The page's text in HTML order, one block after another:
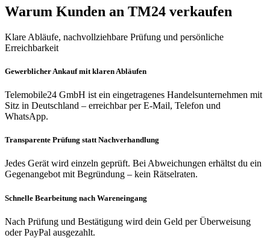
Warum Kunden an TM24 verkaufen
Klare Abläufe, nachvollziehbare Prüfung und persönliche
Erreichbarkeit
Gewerblicher Ankauf mit klaren Abläufen
Telemobile24 GmbH ist ein eingetragenes Handelsunternehmen mit
Sitz in Deutschland – erreichbar per E-Mail, Telefon und
WhatsApp.
Transparente Prüfung statt Nachverhandlung
Jedes Gerät wird einzeln geprüft. Bei Abweichungen erhältst du ein
Gegenangebot mit Begründung – kein Rätselraten.
Schnelle Bearbeitung nach Wareneingang
Nach Prüfung und Bestätigung wird dein Geld per Überweisung
oder PayPal ausgezahlt.